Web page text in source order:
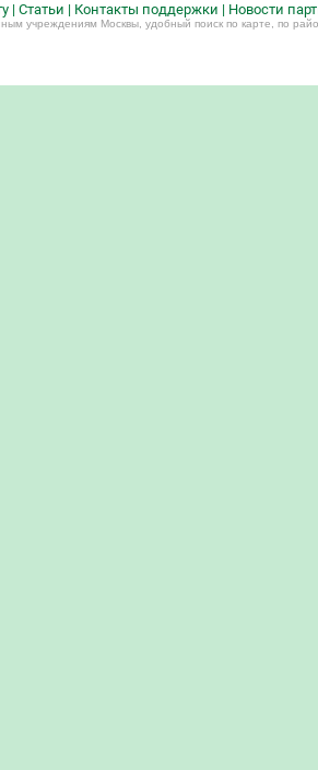
| Статьи | Контакты поддержки | Новости
учреждениям Москвы, удобный поиск по карте, по